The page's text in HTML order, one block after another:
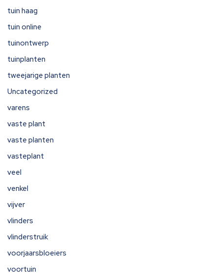
tuin haag
tuin online
tuinontwerp
tuinplanten
tweejarige planten
Uncategorized
varens
vaste plant
vaste planten
vasteplant
veel
venkel
vijver
vlinders
vlinderstruik
voorjaarsbloeiers
voortuin